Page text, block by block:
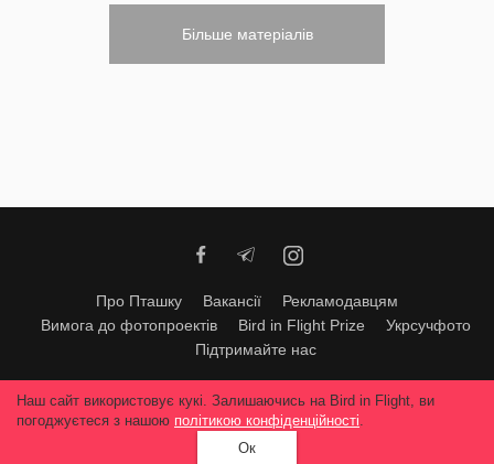
Більше матеріалів
Про Пташку Вакансії
Рекламодавцям
Вимога до фотопроектів
Bird in Flight Prize
Укрсучфото
Підтримайте нас
Будь-яке використання матеріалів допускається тільки за згодою
редакції © 2026, Bird In Flight.
Всі права захищені
Наш сайт використовує кукі. Залишаючись на Bird in Flight, ви
погоджуєтеся з нашою політикою конфіденційності.
Ок